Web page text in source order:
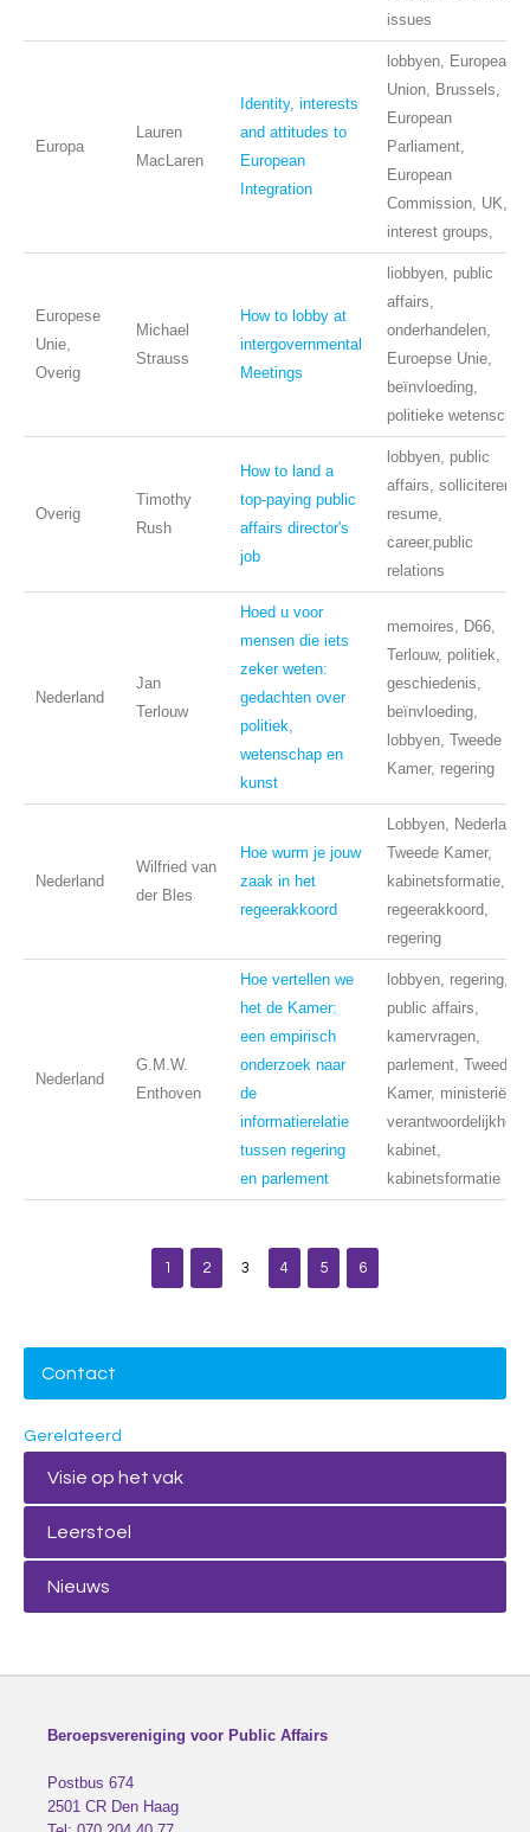
issues
Europa
Lauren
MacLaren
Identity, interests
and attitudes to
European
Integration
lobbyen, European
Union, Brussels,
European
Parliament,
European
Commission, UK,
interest groups,
Europese
Unie,
Overig
Michael
Strauss
How to lobby at
intergovernmental
Meetings
liobbyen, public
affairs,
onderhandelen,
Euroepse Unie,
beïnvloeding,
politieke wetenschap
Overig
Timothy
Rush
How to land a
top-paying public
affairs director's
job
lobbyen, public
affairs, solliciteren,
resume,
career,public
relations
Nederland
Jan
Terlouw
Hoed u voor
mensen die iets
zeker weten:
gedachten over
politiek,
wetenschap en
kunst
memoires, D66,
Terlouw, politiek,
geschiedenis,
beïnvloeding,
lobbyen, Tweede
Kamer, regering
Nederland
Wilfried van
der Bles
Hoe wurm je jouw
zaak in het
regeerakkoord
Lobbyen, Nederland,
Tweede Kamer,
kabinetsformatie,
regeerakkoord,
regering
Nederland
G.M.W.
Enthoven
Hoe vertellen we
het de Kamer:
een empirisch
onderzoek naar
de
informatierelatie
tussen regering
en parlement
lobbyen, regering,
public affairs,
kamervragen,
parlement, Tweede
Kamer, ministeriële
verantwoordelijkheid,
kabinet,
kabinetsformatie
1 2 3 4 5 6
Contact
Gerelateerd
Visie op het vak
Leerstoel
Nieuws
Beroepsvereniging voor Public Affairs
Postbus 674
2501 CR Den Haag